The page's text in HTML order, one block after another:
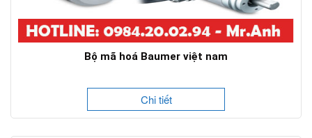
Bộ mã hoá Baumer việt nam
Chi tiết